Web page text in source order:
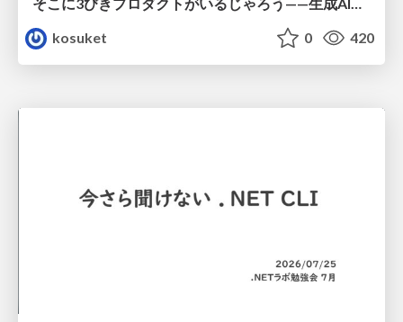
kosuket
0 420